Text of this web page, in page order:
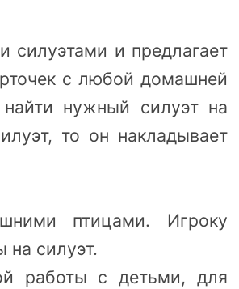
силуэтами и предлагает
с любой домашней
нужный силуэт на
то он накладывает
птицами. Игроку
на силуэт.
работы с детьми, для